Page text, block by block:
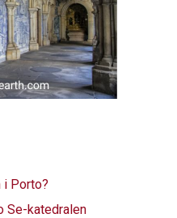
i Porto?
Se-katedralen